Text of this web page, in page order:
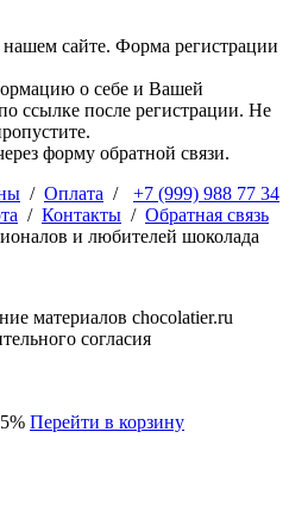
нашем сайте. Форма регистрации
о себе и Вашей
ссылке после регистрации. Не
форму обратной связи.
+7 (999) 988 77 34
/ Оплата /
/ Контакты / Обратная связь
и любителей шоколада
материалов chocolatier.ru
согласия
Перейти в корзину